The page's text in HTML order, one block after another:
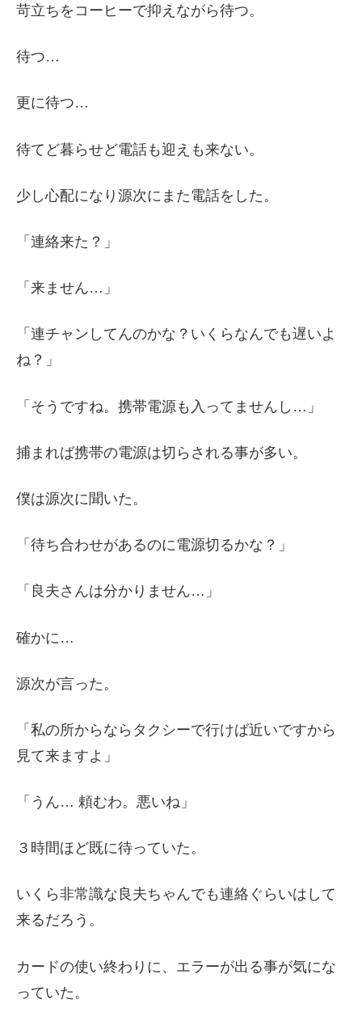
苛立ちをコーヒーで抑えながら待つ。
待つ…
更に待つ…
待てど暮らせど電話も迎えも来ない。
少し心配になり源次にまた電話をした。
「連絡来た？」
「来ません…」
「連チャンしてんのかな？いくらなんでも遅いよ
ね？」
「そうですね。携帯電源も入ってませんし…」
捕まれば携帯の電源は切らされる事が多い。
僕は源次に聞いた。
「待ち合わせがあるのに電源切るかな？」
「良夫さんは分かりません…」
確かに…
源次が言った。
「私の所からならタクシーで行けば近いですから
見て来ますよ」
「うん… 頼むわ。悪いね」
３時間ほど既に待っていた。
いくら非常識な良夫ちゃんでも連絡ぐらいはして
来るだろう。
カードの使い終わりに、エラーが出る事が気にな
っていた。